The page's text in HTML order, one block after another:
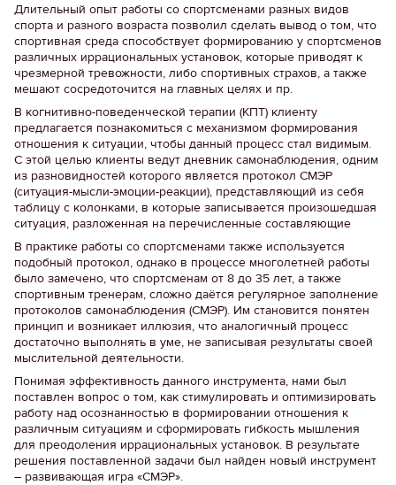
Длительный опыт работы со спортсменами разных видов
спорта и разного возраста позволил сделать вывод о том, что
спортивная среда способствует формированию у спортсменов
различных иррациональных установок, которые приводят к
чрезмерной тревожности, либо спортивных страхов, а также
мешают сосредоточится на главных целях и пр.
В когнитивно-поведенческой терапии (КПТ) клиенту
предлагается познакомиться с механизмом формирования
отношения к ситуации, чтобы данный процесс стал видимым.
С этой целью клиенты ведут дневник самонаблюдения, одним
из разновидностей которого является протокол СМЭР
(ситуация-мысли-эмоции-реакции), представляющий из себя
таблицу с колонками, в которые записывается произошедшая
ситуация, разложенная на перечисленные составляющие
В практике работы со спортсменами также используется
подобный протокол, однако в процессе многолетней работы
было замечено, что спортсменам от 8 до 35 лет, а также
спортивным тренерам, сложно даётся регулярное заполнение
протоколов самонаблюдения (СМЭР). Им становится понятен
принцип и возникает иллюзия, что аналогичный процесс
достаточно выполнять в уме, не записывая результаты своей
мыслительной деятельности.
Понимая эффективность данного инструмента, нами был
поставлен вопрос о том, как стимулировать и оптимизировать
работу над осознанностью в формировании отношения к
различным ситуациям и сформировать гибкость мышления
для преодоления иррациональных установок. В результате
решения поставленной задачи был найден новый инструмент
– развивающая игра «СМЭР».